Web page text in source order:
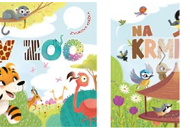
V zoo
Julie Bezděková
Na
Kateřina